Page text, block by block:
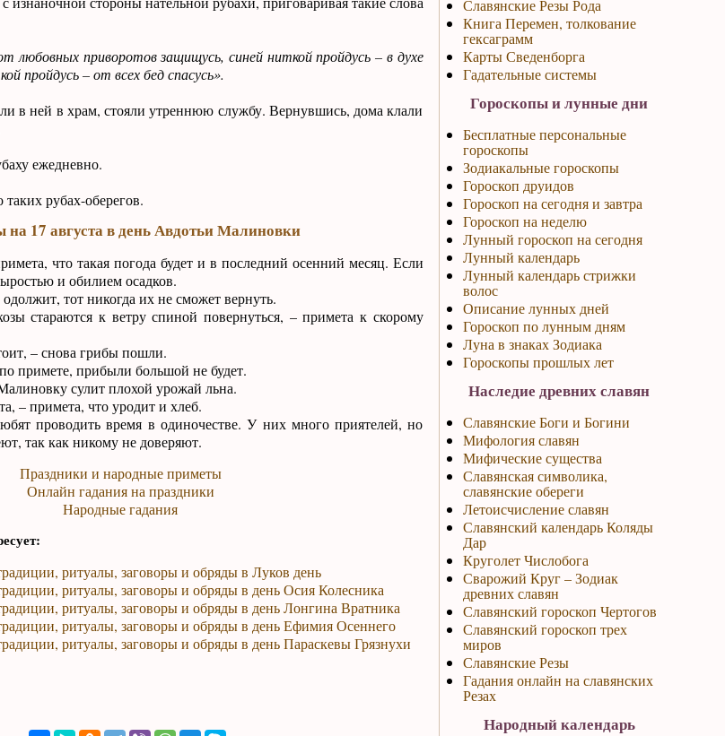
любовных приворотов защищусь, синей ниткой пройдусь – в духе
пройдусь – от всех бед спасусь».
в ней в храм, стояли утреннюю службу. Вернувшись, дома клали
ежедневно.
таких рубах-оберегов.
17 августа в день Авдотьи Малиновки
что такая погода будет и в последний осенний месяц. Если
и обилием осадков.
тот никогда их не сможет вернуть.
стараются к ветру спиной повернуться, – примета к скорому
– снова грибы пошли.
примете, прибыли большой не будет.
сулит плохой урожай льна.
– примета, что уродит и хлеб.
проводить время в одиночестве. У них много приятелей, но
так как никому не доверяют.
Праздники и народные приметы
Онлайн гадания на праздники
Народные гадания
ритуалы, заговоры и обряды в Луков день
ритуалы, заговоры и обряды в день Осия Колесника
ритуалы, заговоры и обряды в день Лонгина Вратника
ритуалы, заговоры и обряды в день Ефимия Осеннего
ритуалы, заговоры и обряды в день Параскевы Грязнухи
Славянские Резы Рода
Книга Перемен, толкование
гексаграмм
Карты Сведенборга
Гадательные системы
Гороскопы и лунные дни
Бесплатные персональные
гороскопы
Зодиакальные гороскопы
Гороскоп друидов
Гороскоп на сегодня и завтра
Гороскоп на неделю
Лунный гороскоп на сегодня
Лунный календарь
Лунный календарь стрижки
волос
Описание лунных дней
Гороскоп по лунным дням
Луна в знаках Зодиака
Гороскопы прошлых лет
Наследие древних славян
Славянские Боги и Богини
Мифология славян
Мифические существа
Славянская символика,
славянские обереги
Летоисчисление славян
Славянский календарь Коляды
Дар
Круголет Числобога
Сварожий Круг – Зодиак
древних славян
Славянский гороскоп Чертогов
Славянский гороскоп трех
миров
Славянские Резы
Гадания онлайн на славянских
Резах
Народный календарь